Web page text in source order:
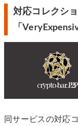
対応コレクシ
「
同サービスの対応